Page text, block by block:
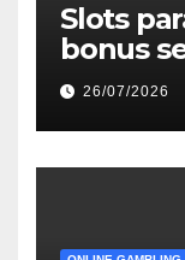
Slots
bonus
26/07/2026